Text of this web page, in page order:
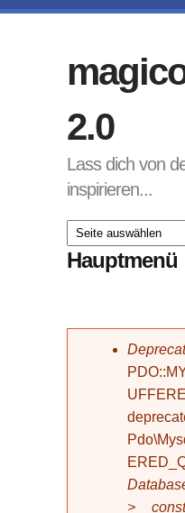
2.0
Lass dich von
inspirieren...
Hauptmenü